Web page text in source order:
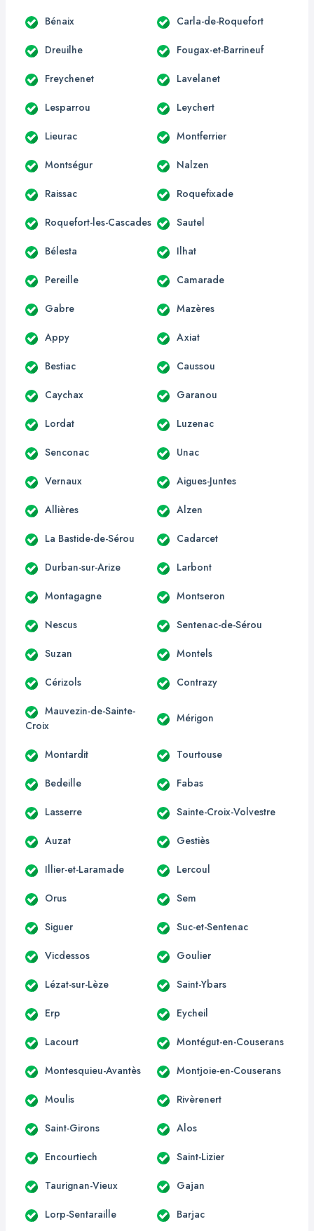
Bénaix Carla-de-Roquefort
Dreuilhe Fougax-et-Barrineuf
Freychenet Lavelanet
Lesparrou Leychert
Lieurac Montferrier
Montségur Nalzen
Raissac Roquefixade
Roquefort-les-Cascades Sautel
Bélesta Ilhat
Pereille Camarade
Gabre Mazères
Appy Axiat
Bestiac Caussou
Caychax Garanou
Lordat Luzenac
Senconac Unac
Vernaux Aigues-Juntes
Allières Alzen
La Bastide-de-Sérou Cadarcet
Durban-sur-Arize Larbont
Montagagne Montseron
Nescus Sentenac-de-Sérou
Suzan Montels
Cérizols Contrazy
Mauvezin-de-Sainte-
Croix
Mérigon
Montardit Tourtouse
Bedeille Fabas
Lasserre Sainte-Croix-Volvestre
Auzat Gestiès
Illier-et-Laramade Lercoul
Orus Sem
Siguer Suc-et-Sentenac
Vicdessos Goulier
Lézat-sur-Lèze Saint-Ybars
Erp Eycheil
Lacourt Montégut-en-Couserans
Montesquieu-Avantès Montjoie-en-Couserans
Moulis Rivèrenert
Saint-Girons Alos
Encourtiech Saint-Lizier
Taurignan-Vieux Gajan
Lorp-Sentaraille Barjac